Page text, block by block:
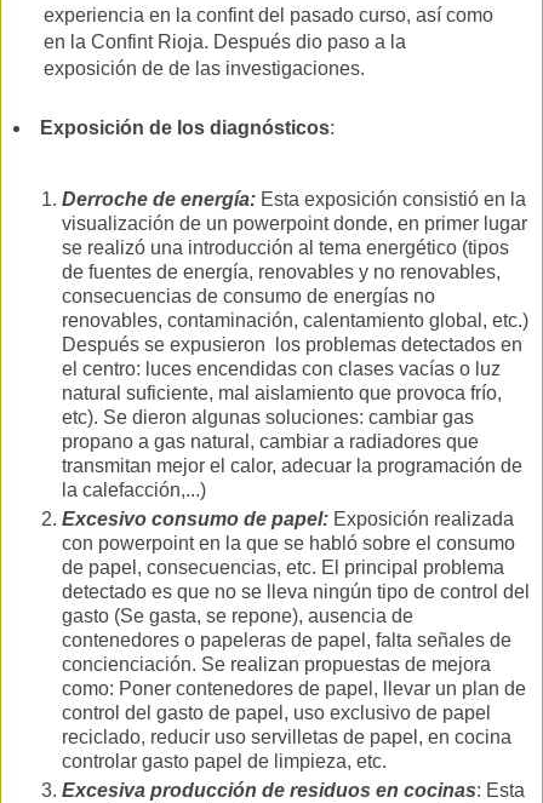
experiencia en la confint del pasado curso, así como
en la Confint Rioja. Después dio paso a la
exposición de de las investigaciones.
Exposición de los diagnósticos:
Derroche de energía: Esta exposición consistió en la
visualización de un powerpoint donde, en primer lugar
se realizó una introducción al tema energético (tipos
de fuentes de energía, renovables y no renovables,
consecuencias de consumo de energías no
renovables, contaminación, calentamiento global, etc.)
Después se expusieron los problemas detectados en
el centro: luces encendidas con clases vacías o luz
natural suficiente, mal aislamiento que provoca frío,
etc). Se dieron algunas soluciones: cambiar gas
propano a gas natural, cambiar a radiadores que
transmitan mejor el calor, adecuar la programación de
la calefacción,...)
Excesivo consumo de papel: Exposición realizada
con powerpoint en la que se habló sobre el consumo
de papel, consecuencias, etc. El principal problema
detectado es que no se lleva ningún tipo de control del
gasto (Se gasta, se repone), ausencia de
contenedores o papeleras de papel, falta señales de
concienciación. Se realizan propuestas de mejora
como: Poner contenedores de papel, llevar un plan de
control del gasto de papel, uso exclusivo de papel
reciclado, reducir uso servilletas de papel, en cocina
controlar gasto papel de limpieza, etc.
Excesiva producción de residuos en cocinas: Esta